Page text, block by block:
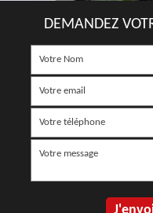
DEMANDEZ